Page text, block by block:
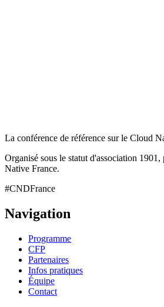
La conférence de référence sur le Cloud
Organisé sous le statut d'association
Native France.
#CNDFrance
Navigation
Programme
CFP
Partenaires
Infos pratiques
Équipe
Contact